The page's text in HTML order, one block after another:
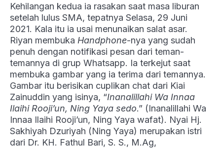
Kehilangan kedua ia rasakan saat masa liburan
setelah lulus SMA, tepatnya Selasa, 29 Juni
2021. Kala itu ia usai menunaikan salat asar.
Riyan membuka Handphone-nya yang sudah
penuh dengan notifikasi pesan dari teman-
temannya di grup Whatsapp. Ia terkejut saat
membuka gambar yang ia terima dari temannya.
Gambar itu berisikan cuplikan chat dari Kiai
Zainuddin yang isinya, “Inanalillahi Wa Innaa
Ilaihi Rooji’un, Ning Yaya sedo.” (Inanalillahi Wa
Innaa Ilaihi Rooji’un, Ning Yaya wafat). Nyai Hj.
Sakhiyah Dzuriyah (Ning Yaya) merupakan istri
dari Dr. KH. Fathul Bari, S. S., M.Ag,